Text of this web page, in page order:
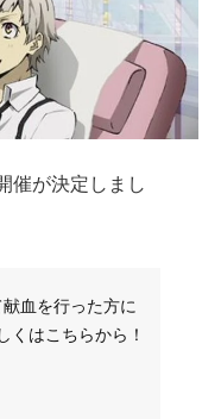
催が決定しまし
血を行った方に
くはこちらから！